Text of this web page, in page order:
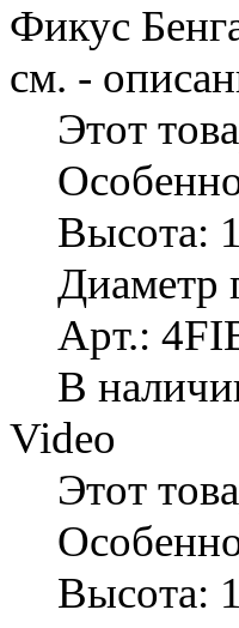
Фикус
см. -
Этот
Высота:
Диаметр
Арт.:
В
Video
Этот
Высота: